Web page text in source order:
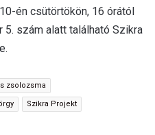
én csütörtökön, 16 órától
5. szám alatt található Szikra
zsolozsma
Szikra Projekt